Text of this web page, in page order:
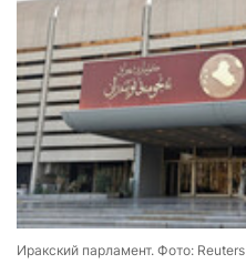
Иракский парламент. Фото: Reuters